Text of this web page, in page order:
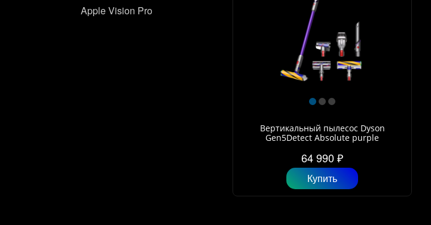
Apple Vision Pro
Вертикальный пылесос Dyson
Gen5Detect Absolute purple
64 990 ₽
Купить